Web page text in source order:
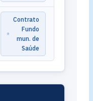
Contrato
Fundo
mun. de
Saúde